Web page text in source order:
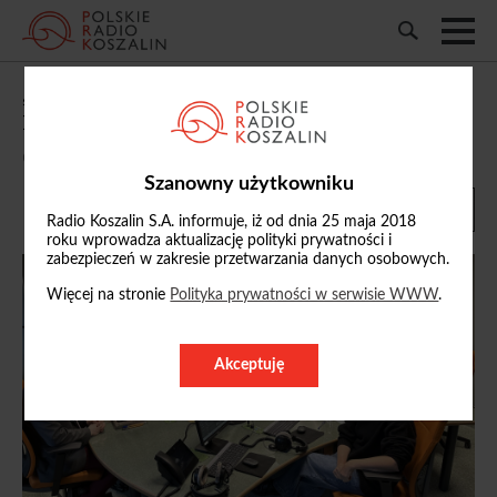
Szanowny użytkowniku
Radio Koszalin S.A. informuje, iż od dnia 25 maja 2018
roku wprowadza aktualizację polityki prywatności i
zabezpieczeń w zakresie przetwarzania danych osobowych.
Więcej na stronie Polityka prywatności w serwisie WWW.
Akceptuję
„Po słowie”: m.in. o nocnej prohibicji w
Koszalinie i sytuacji w ochronie zdrowia
07/12/2025, 15:12